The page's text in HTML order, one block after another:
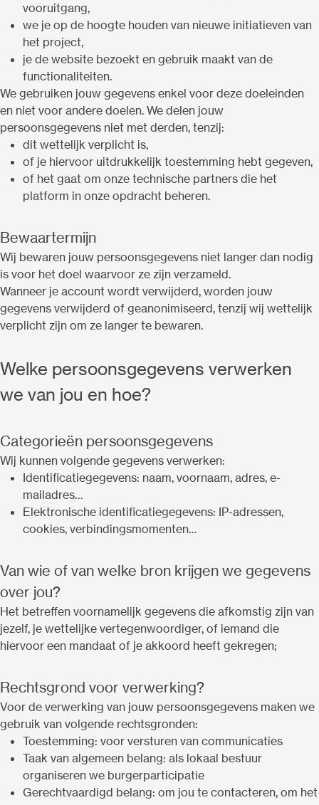
vooruitgang,
we je op de hoogte houden van nieuwe initiatieven van
het project,
je de website bezoekt en gebruik maakt van de
functionaliteiten.
We gebruiken jouw gegevens enkel voor deze doeleinden
en niet voor andere doelen. We delen jouw
persoonsgegevens niet met derden, tenzij:
dit wettelijk verplicht is,
of je hiervoor uitdrukkelijk toestemming hebt gegeven,
of het gaat om onze technische partners die het
platform in onze opdracht beheren.
Bewaartermijn
Wij bewaren jouw persoonsgegevens niet langer dan nodig
is voor het doel waarvoor ze zijn verzameld.
Wanneer je account wordt verwijderd, worden jouw
gegevens verwijderd of geanonimiseerd, tenzij wij wettelijk
verplicht zijn om ze langer te bewaren.
Welke persoonsgegevens verwerken
we van jou en hoe?
Categorieën persoonsgegevens
Wij kunnen volgende gegevens verwerken:
Identificatiegegevens: naam, voornaam, adres, e-
mailadres…
Elektronische identificatiegegevens: IP-adressen,
cookies, verbindingsmomenten…
Van wie of van welke bron krijgen we gegevens
over jou?
Het betreffen voornamelijk gegevens die afkomstig zijn van
jezelf, je wettelijke vertegenwoordiger, of iemand die
hiervoor een mandaat of je akkoord heeft gekregen;
Rechtsgrond voor verwerking?
Voor de verwerking van jouw persoonsgegevens maken we
gebruik van volgende rechtsgronden:
Toestemming: voor versturen van communicaties
Taak van algemeen belang: als lokaal bestuur
organiseren we burgerparticipatie
Gerechtvaardigd belang: om jou te contacteren, om het